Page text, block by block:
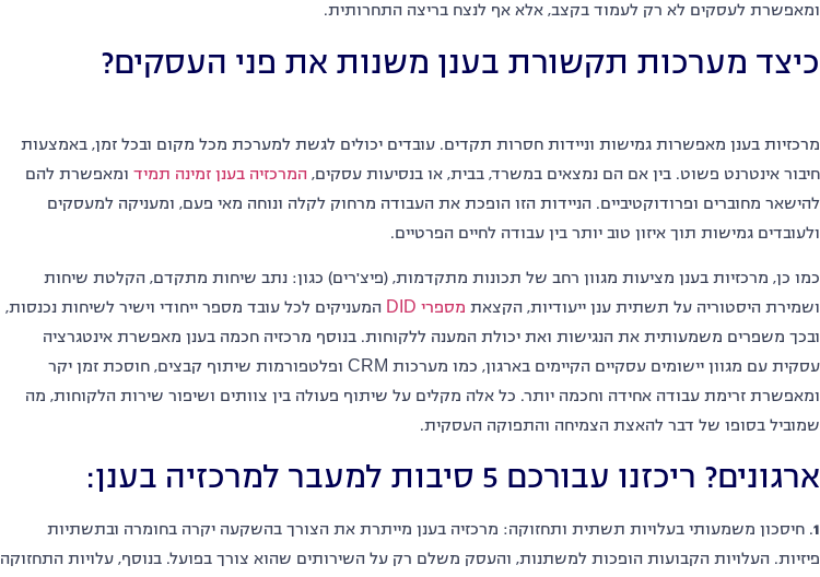
ומאפשרת לעסקים לא רק לעמוד בקצב, אלא אף לנצח בריצה התחרותית.
כיצד מערכות תקשורת בענן משנות את פני העסקים?
מרכזיות בענן מאפשרות גמישות וניידות חסרות תקדים. עובדים יכולים לגשת למערכת מכל מקום ובכל זמן, באמצעות
חיבור אינטרנט פשוט. בין אם הם נמצאים במשרד, בבית, או בנסיעות עסקים, המרכזיה בענן זמינה תמיד ומאפשרת להם
להישאר מחוברים ופרודוקטיביים. הניידות הזו הופכת את העבודה מרחוק לקלה ונוחה מאי פעם, ומעניקה למעסקים
ולעובדים גמישות תוך איזון טוב יותר בין עבודה לחיים הפרטיים.
כמו כן, מרכזיות בענן מציעות מגוון רחב של תכונות מתקדמות, (פיצ'רים) כגון: נתב שיחות מתקדם, הקלטת שיחות
ושמירת היסטוריה על תשתית ענן ייעודיות, הקצאת מספרי המעניקים לכל עובד מספר ייחודי וישיר לשיחות נכנסות,
ובכך משפרים משמעותית את הנגישות ואת יכולת המענה ללקוחות. בנוסף מרכזיה חכמה בענן מאפשרת אינטגרציה
עסקית עם מגוון יישומים עסקיים הקיימים בארגון, כמו מערכות ופלטפורמות שיתוף קבצים, חוסכת זמן יקר
ומאפשרת זרימת עבודה אחידה וחכמה יותר. כל אלה מקלים על שיתוף פעולה בין צוותים ושיפור שירות הלקוחות, מה
שמוביל בסופו של דבר להאצת הצמיחה והתפוקה העסקית.
ארגונים? ריכזנו עבורכם סיבות למעבר למרכזיה בענן:
1
. חיסכון משמעותי בעלויות תשתית ותחזוקה: מרכזיה בענן מייתרת את הצורך בהשקעה יקרה בחומרה ובתשתיות
פיזיות. העלויות הקבועות הופכות למשתנות, והעסק משלם רק על השירותים שהוא צורך בפועל. בנוסף, עלויות התחזוקה